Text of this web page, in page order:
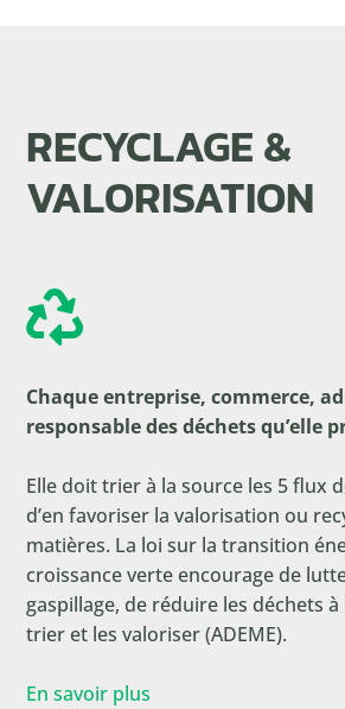
RECYCLAGE &
VALORISATION
Chaque entreprise, commerce,
responsable des déchets qu’elle
Elle doit trier à la source les 5 flux
d’en favoriser la valorisation ou
matières. La loi sur la transition
croissance verte encourage de
gaspillage, de réduire les déchets à
trier et les valoriser (ADEME).
En savoir plus
